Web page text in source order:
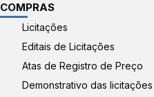
COMPRAS
Licitações
Editais de Licitações
Atas de Registro de Preço
Demonstrativo das licitações